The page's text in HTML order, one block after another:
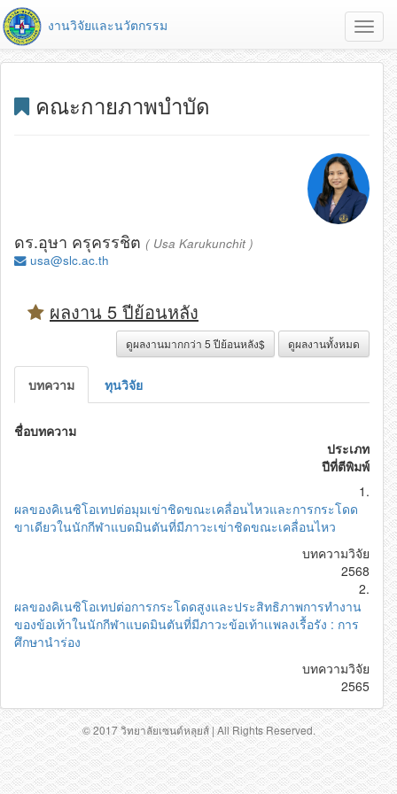
งานวิจัยและนวัตกรรม
คณะกายภาพบำบัด
ดร.อุษา ครุครรชิต ( Usa Karukunchit )
usa@slc.ac.th
ผลงาน 5 ปีย้อนหลัง
ดูผลงานมากกว่า 5 ปีย้อนหลัง$ ดูผลงานทั้งหมด
บทความ ทุนวิจัย
ชื่อบทความ
ประเภท
ปีที่ตีพิมพ์
1.
ผลของคิเนซิโอเทปต่อมุมเข่าชิดขณะเคลื่อนไหวและการกระโดด
ขาเดียวในนักกีฬาแบดมินตันที่มีภาวะเข่าชิดขณะเคลื่อนไหว
บทความวิจัย
2568
2.
ผลของคิเนซิโอเทปต่อการกระโดดสูงและประสิทธิภาพการทำงาน
ของข้อเท้าในนักกีฬาแบดมินตันที่มีภาวะข้อเท้าเเพลงเรื้อรัง : การ
ศึกษานำร่อง
บทความวิจัย
2565
© 2017 วิทยาลัยเซนต์หลุยส์ | All Rights Reserved.
© 2025 Compliance & Data Regulations: Partner Verification Index • Risk Disclosure • User
Agreement• Privacy Policy